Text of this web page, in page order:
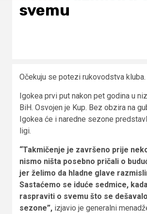
svemu
Očekuju se potezi rukovodstva kluba.
Igokea prvi put nakon pet godina u
BiH. Osvojen je Kup. Bez obzira na
Igokea će i naredne sezone
ligi.
“Takmičenje je završeno prije
nismo ništa posebno pričali o
jer želimo da hladne glave
Sastaćemo se iduće sedmice,
raspraviti o svemu što se
sezone”, izjavio je generalni